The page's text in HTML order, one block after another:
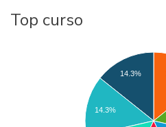
Top curso
14.3%
14.3%